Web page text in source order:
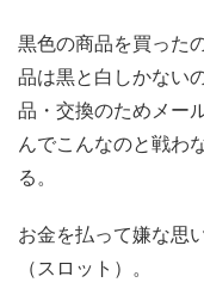
黒色の商品を買った
品は黒と白しかない
品・交換のためメー
んでこんなのと戦わ
る。
お金を払って嫌な思
（スロット）。